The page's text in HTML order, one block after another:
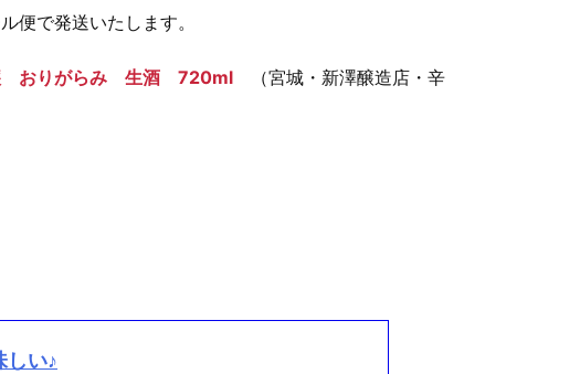
便で発送いたします。
醸 おりがらみ 生酒 720ml （宮城・新澤醸造店・辛
しい♪